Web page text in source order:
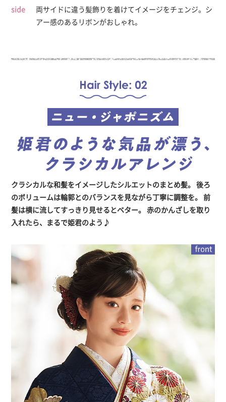
両サイドに違う髪飾りを着けてイメージをチェンジ。シ
アー感のあるリボンがおしゃれ。
クラシカルな和髪をイメージしたシルエットのまとめ髪。 後ろ
のボリュームは輪郭とのバランスを見ながら丁寧に調整を。 前
髪は横に流してすっきり見せるとベター。 赤のかんざしを取り
入れたら、まるで姫君のよう♪